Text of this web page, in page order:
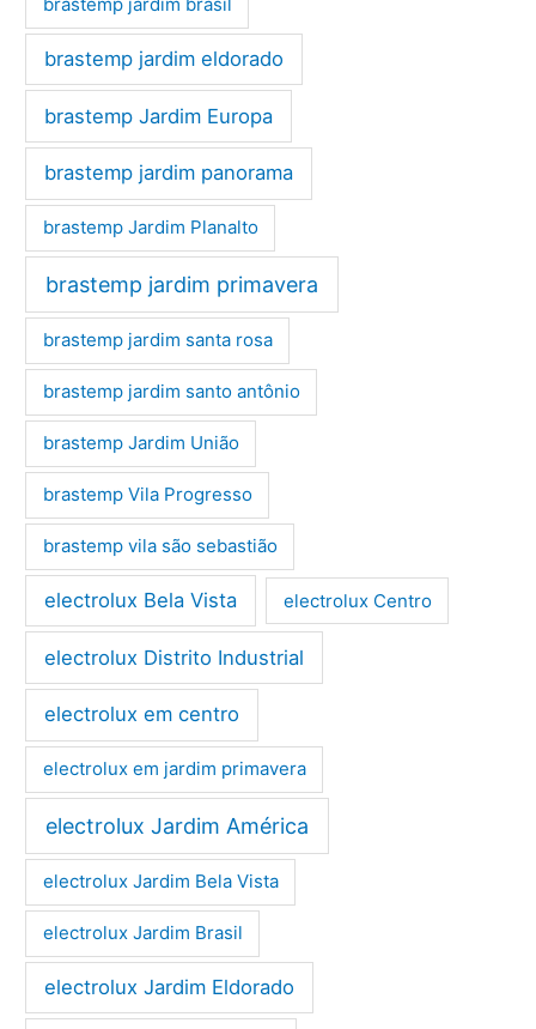
brastemp jardim eldorado
brastemp Jardim Europa
brastemp jardim panorama
brastemp Jardim Planalto
brastemp jardim primavera
brastemp jardim santa rosa
brastemp jardim santo antônio
brastemp Jardim União
brastemp Vila Progresso
brastemp vila são sebastião
electrolux Bela Vista electrolux Centro
electrolux Distrito Industrial
electrolux em centro
electrolux em jardim primavera
electrolux Jardim América
electrolux Jardim Bela Vista
electrolux Jardim Brasil
electrolux Jardim Eldorado